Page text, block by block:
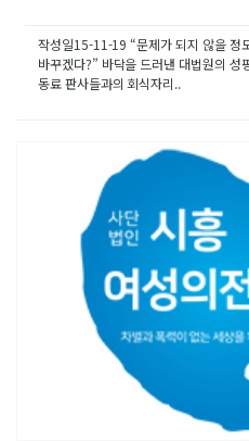
작성일15-11-19 “문제가 되지 않을 정
바꾸겠다?” 바닥을 드러낸 대법원의
동료 판사들과의 회식자리..